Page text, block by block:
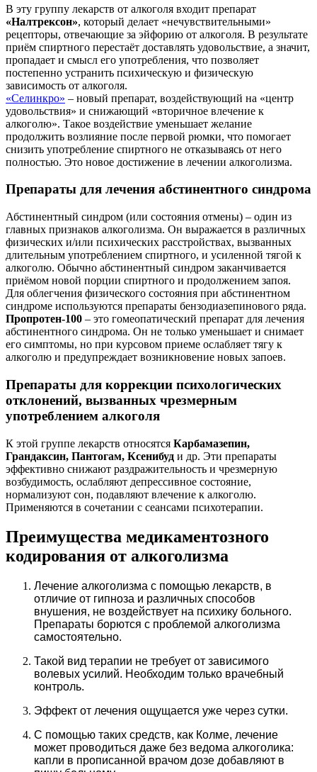
В эту группу лекарств от алкоголя входит препарат
«Налтрексон», который делает «нечувствительными»
рецепторы, отвечающие за эйфорию от алкоголя. В результате
приём спиртного перестаёт доставлять удовольствие, а значит,
пропадает и смысл его употребления, что позволяет
постепенно устранить психическую и физическую
зависимость от алкоголя.
«Селинкро» – новый препарат, воздействующий на «центр
удовольствия» и снижающий «вторичное влечение к
алкоголю». Такое воздействие уменьшает желание
продолжить возлияние после первой рюмки, что помогает
снизить употребление спиртного не отказываясь от него
полностью. Это новое достижение в лечении алкоголизма.
Препараты для лечения абстинентного синдрома
Абстинентный синдром (или состояния отмены) – один из
главных признаков алкоголизма. Он выражается в различных
физических и/или психических расстройствах, вызванных
длительным употреблением спиртного, и усиленной тягой к
алкоголю. Обычно абстинентный синдром заканчивается
приёмом новой порции спиртного и продолжением запоя.
Для облегчения физического состояния при абстинентном
синдроме используются препараты бензодиазепинового ряда.
Пропротен-100 – это гомеопатический препарат для лечения
абстинентного синдрома. Он не только уменьшает и снимает
его симптомы, но при курсовом приеме ослабляет тягу к
алкоголю и предупреждает возникновение новых запоев.
Препараты для коррекции психологических
отклонений, вызванных чрезмерным
употреблением алкоголя
К этой группе лекарств относятся Карбамазепин,
Грандаксин, Пантогам, Ксенибуд и др. Эти препараты
эффективно снижают раздражительность и чрезмерную
возбудимость, ослабляют депрессивное состояние,
нормализуют сон, подавляют влечение к алкоголю.
Применяются в сочетании с сеансами психотерапии.
Преимущества медикаментозного
кодирования от алкоголизма
Лечение алкоголизма с помощью лекарств, в
отличие от гипноза и различных способов
внушения, не воздействует на психику больного.
Препараты борются с проблемой алкоголизма
самостоятельно.
Такой вид терапии не требует от зависимого
волевых усилий. Необходим только врачебный
контроль.
Эффект от лечения ощущается уже через сутки.
С помощью таких средств, как Колме, лечение
может проводиться даже без ведома алкоголика:
капли в прописанной врачом дозе добавляют в